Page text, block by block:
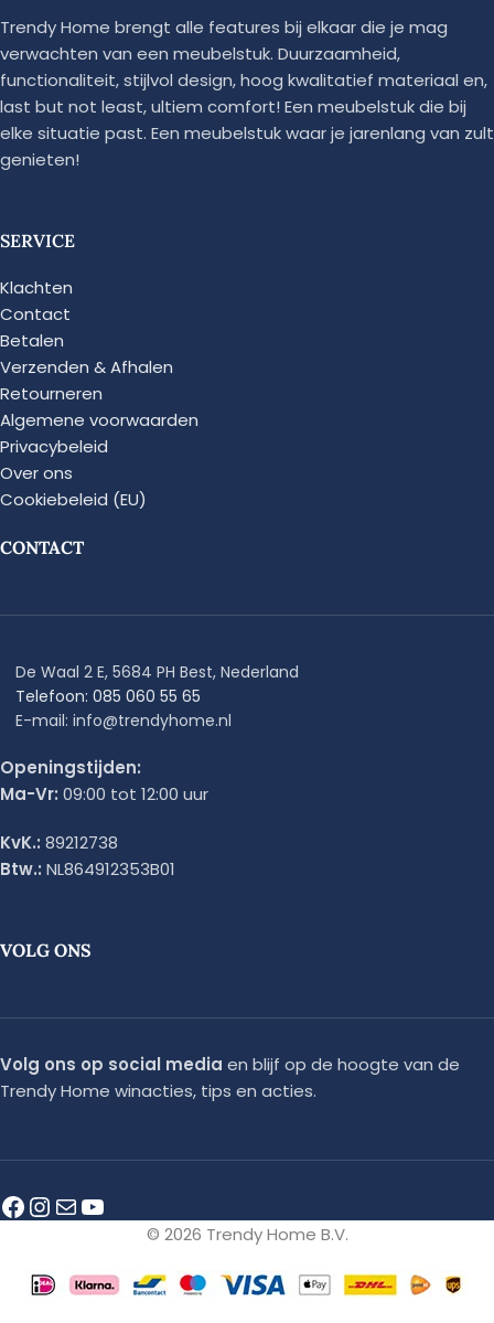
Trendy Home brengt alle features bij elkaar die je mag
verwachten van een meubelstuk. Duurzaamheid,
functionaliteit, stijlvol design, hoog kwalitatief materiaal en,
last but not least, ultiem comfort! Een meubelstuk die bij
elke situatie past. Een meubelstuk waar je jarenlang van zult
genieten!
SERVICE
Klachten
Contact
Betalen
Verzenden & Afhalen
Retourneren
Algemene voorwaarden
Privacybeleid
Over ons
Cookiebeleid (EU)
CONTACT
De Waal 2 E, 5684 PH Best, Nederland
Telefoon: 085 060 55 65
E-mail: info@trendyhome.nl
Openingstijden:
Ma-Vr: 09:00 tot 12:00 uur
KvK.: 89212738
Btw.: NL864912353B01
VOLG ONS
Volg ons op social media en blijf op de hoogte van de
Trendy Home winacties, tips en acties.
© 2026 Trendy Home B.V.